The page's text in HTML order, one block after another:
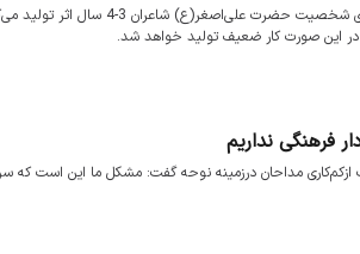
متاسفانه در این سال‌های اخیر سلیقه‌ها تغییر
در این صورت کار ضعیف تولید خواهد شد.
فرهنگی نداریم
ازکم‌کاری مداحان درزمینه نوحه گفت: مشکل ما این است که